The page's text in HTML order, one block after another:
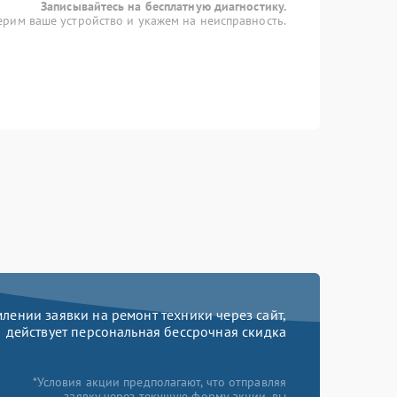
Записывайтесь на бесплатную диагностику.
ваше устройство и укажем на неисправность.
заявки на ремонт техники через сайт,
действует персональная бессрочная скидка
*Условия акции предполагают, что отправляя